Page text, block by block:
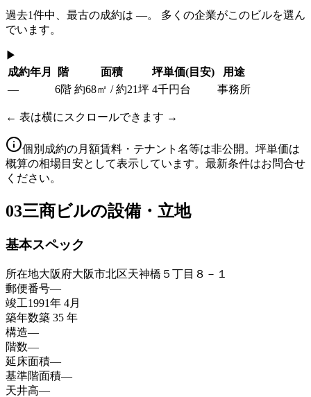
過去1件中、最古の成約は —。 多くの企業がこのビルを選ん
でいます。
▶
成約年月
階 面積 坪単価(目安)
用途
—
6階 約68㎡ / 約21坪 4千円台 事務所
← 表は横にスクロールできます →
個別成約の月額賃料・テナント名等は非公開。坪単価は
概算の相場目安として表示しています。最新条件はお問合せ
ください。
03三商ビルの設備・立地
基本スペック
所在地大阪府大阪市北区天神橋５丁目８－１
郵便番号—
竣工1991年 4月
築年数築 35 年
構造—
階数—
延床面積—
基準階面積—
天井高—